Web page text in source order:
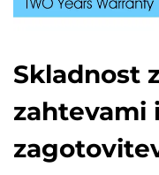
Skladnost
zahtevami